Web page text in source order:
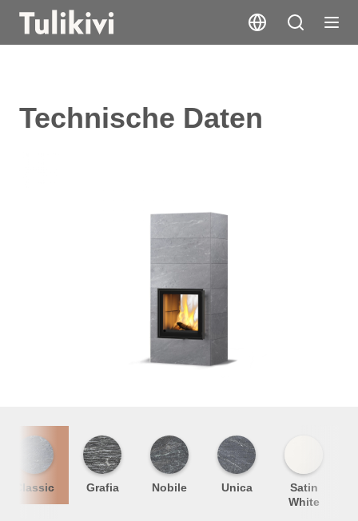
Technische Daten
Classic Grafia Nobile Unica
Satin
White